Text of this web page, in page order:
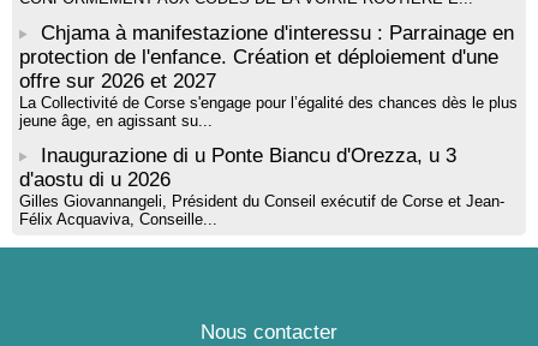
Chjama à manifestazione d'interessu : Parrainage en
protection de l'enfance. Création et déploiement d'une
offre sur 2026 et 2027
La Collectivité de Corse s'engage pour l’égalité des chances dès le plus
jeune âge, en agissant su...
Inaugurazione di u Ponte Biancu d'Orezza, u 3
d'aostu di u 2026
Gilles Giovannangeli, Président du Conseil exécutif de Corse et Jean-
Félix Acquaviva, Conseille...
Nous contacter